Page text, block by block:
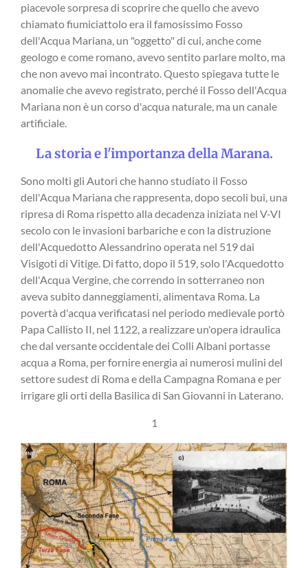
piacevole sorpresa di scoprire che quello che avevo
chiamato fiumiciattolo era il famosissimo Fosso
dell'Acqua Mariana, un "oggetto" di cui, anche come
geologo e come romano, avevo sentito parlare molto, ma
che non avevo mai incontrato. Questo spiegava tutte le
anomalie che avevo registrato, perché il Fosso dell'Acqua
Mariana non è un corso d'acqua naturale, ma un canale
artificiale.
La storia e l'importanza della Marana.
Sono molti gli Autori che hanno studiato il Fosso
dell'Acqua Mariana che rappresenta, dopo secoli bui, una
ripresa di Roma rispetto alla decadenza iniziata nel V-VI
secolo con le invasioni barbariche e con la distruzione
dell'Acquedotto Alessandrino operata nel 519 dai
Visigoti di Vitige. Di fatto, dopo il 519, solo l'Acquedotto
dell'Acqua Vergine, che correndo in sotterraneo non
aveva subito danneggiamenti, alimentava Roma. La
povertà d'acqua verificatasi nel periodo medievale portò
Papa Callisto II, nel 1122, a realizzare un'opera idraulica
che dal versante occidentale dei Colli Albani portasse
acqua a Roma, per fornire energia ai numerosi mulini del
settore sudest di Roma e della Campagna Romana e per
irrigare gli orti della Basilica di San Giovanni in Laterano.
1